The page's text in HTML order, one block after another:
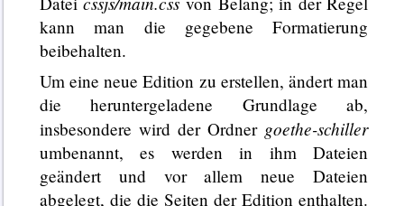
kann man die gegebene Formatierung
beibehalten.
Um eine neue Edition zu erstellen, ändert man
die heruntergeladene Grundlage ab,
insbesondere wird der Ordner goethe-schiller
umbenannt, es werden in ihm Dateien
geändert und vor allem neue Dateien
abgelegt, die die Seiten der Edition enthalten.